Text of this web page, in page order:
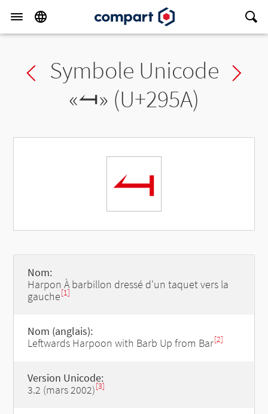
Previous char
Symbole Unicode
«⥚» (U+295A)
⥚
Nom:
Harpon À barbillon dressé d'un taquet vers la
gauche[1]
Nom (anglais):
Leftwards Harpoon with Barb Up from Bar[2]
Version Unicode:
3.2 (mars 2002)[3]